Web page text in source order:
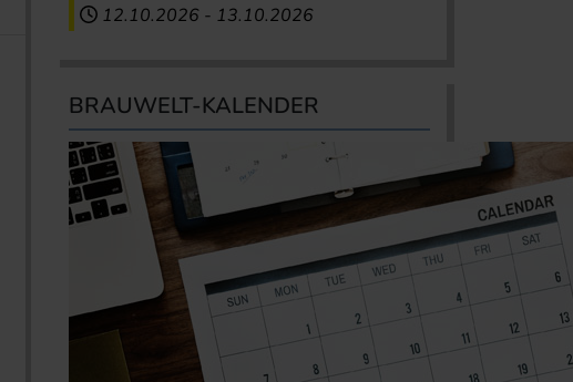
12.10.2026 - 13.10.2026
BRAUWELT-KALENDER